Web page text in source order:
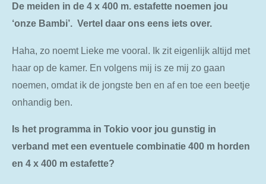
De meiden in de 4 x 400 m. estafette noemen jou
‘onze Bambi’. Vertel daar ons eens iets over.
Haha, zo noemt Lieke me vooral. Ik zit eigenlijk altijd met
haar op de kamer. En volgens mij is ze mij zo gaan
noemen, omdat ik de jongste ben en af en toe een beetje
onhandig ben.
Is het programma in Tokio voor jou gunstig in
verband met een eventuele combinatie 400 m horden
en 4 x 400 m estafette?